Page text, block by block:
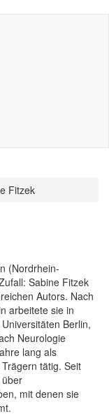
Fitzek
(Nordrhein-
Sabine Fitzek
Autors. Nach
arbeitete sie in
Berlin,
Neurologie
lang als
tätig. Seit
mit denen sie